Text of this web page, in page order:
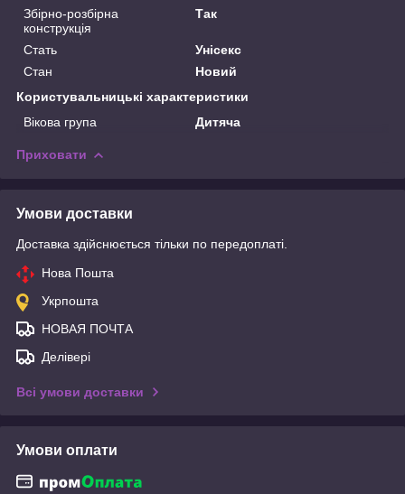
Збірно-розбірна
конструкція
Так
Стать
Унісекс
Стан
Новий
Користувальницькі характеристики
Вікова група
Дитяча
Приховати
Умови доставки
Доставка здійснюється тільки по передоплаті.
Нова Пошта
Укрпошта
НОВАЯ ПОЧТА
Делівері
Всі умови доставки
Умови оплати